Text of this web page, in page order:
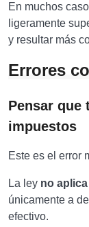
En muchos
ligeramente
y resultar más
Errores
Pensar que
impuestos
Este es el error
La ley no
únicamente a
efectivo.